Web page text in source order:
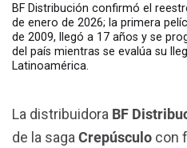
BF Distribución confirmó el
de enero de 2026; la primera
de 2009, llegó a 17 años y se
del país mientras se evalúa su
Latinoamérica.
La distribuidora BF
de la saga Crepúsculo con